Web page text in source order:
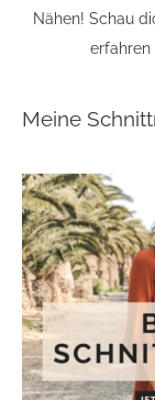
Nähen! Schau
erfahren
Meine